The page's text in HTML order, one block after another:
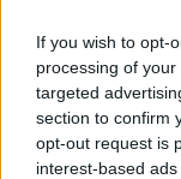
If you wish to opt-
processing of
targeted
section to confirm
opt-out request is
interest-based